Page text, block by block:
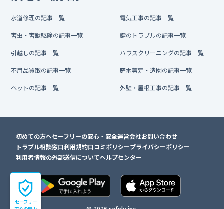
セーフリー
水道修理の記事一覧 電気工事の記事一覧
害虫・害獣駆除の記事一覧 鍵のトラブルの記事一覧
引越しの記事一覧 ハウスクリーニングの記事一覧
不用品買取の記事一覧 庭木剪定・造園の記事一覧
ペットの記事一覧 外壁・屋根工事の記事一覧
初めての方へセーフリーの安心・安全運営会社お問い合わせ
トラブル相談窓口利用規約口コミポリシープライバシーポリシー
利用者情報の外部送信についてヘルプセンター